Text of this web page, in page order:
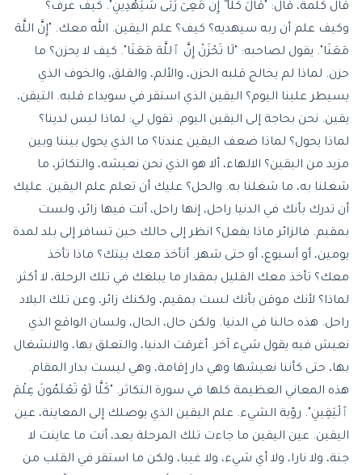
قال كلمة، قال: "قَالَ كَلَّآ ۖ إِنَّ مَعِىَ رَبِّى سَيَهْدِينِ". كيف عرف؟
وكيف علم أن ربه سيهديه؟ كيف؟ علم اليقين. الله معك. "إِنَّ اللَّهَ
مَعَنَا". يقول لصاحبه: "لَا تَحْزَنْ إِنَّ ٱللَّهَ مَعَنَا". كيف لا يحزن؟ ما
حزن. لماذا لم يخالج قلبه الحزن، والألم، والقلق، والخوف الذي
يسيطر علينا اليوم؟ اليقين الذي استقر في سويداء قلبه. التيقن،
يقين. نحن بحاجة إلى اليقين اليوم. تقول لي: لماذا ليس لدينا؟
لماذا يحول؟ لماذا ضعف اليقين عندنا؟ ما الذي يحول بيننا وبين
مزيد من اليقين؟ الالهاء، ألا هو الذي نحن نعيشه، والتكاثر، ما
شغلنا به، ما شغلنا به. والحل؟ عليك أن تعلم علم اليقين. عليك
أن تدرك بأنك في الدنيا راحل، إنها راحل، أنت فيها زائر، ولست
بمقيم. فالزائر ماذا يفعل؟ انظر إلى حالك حين تسافر إلى بلد لمدة
يومين، أو أسبوع، أو حتى شهر. أتأخذ معك بيتك؟ ماذا تأخذ
معك؟ تأخذ معك القليل بمقدار ما يبلغك في تلك الرحلة، لا أكثر.
لماذا؟ لأنك موقن بأنك لست بمقيم، ولكنك زائر، وعن تلك البلاد
راحل. هذه حالنا في الدنيا. ولكن حال، الحال، ولسان الواقع الذي
نعيش فيه يقول شيء آخر. أغرقت الدنيا، والتعلق بها، والانشغال
بها، حتى كأننا نعيشها وهي دار إقامة، وهي ليست بدار المقام.
هذه المعاني العظيمة كلها في سورة التكاثر. "كَلَّا لَوْ تَعْلَمُونَ عِلْمَ
ٱلْيَقِينِ". رؤية الشيء. علم اليقين الذي يوصلك إلى المعاينة، عين
اليقين. عين اليقين ما جاءت تلك المرحلة بعد، أنت ما عاينت لا
جنة، ولا نارا، ولا أي شيء، ولا غيبا، ولكن ما استقر في القلب من